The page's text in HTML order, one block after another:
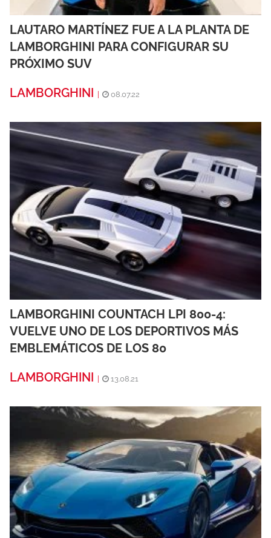
LAUTARO MARTÍNEZ FUE A LA PLANTA DE
LAMBORGHINI PARA CONFIGURAR SU
PRÓXIMO SUV
LAMBORGHINI | 08.07.22
LAMBORGHINI COUNTACH LPI 800-4:
VUELVE UNO DE LOS DEPORTIVOS MÁS
EMBLEMÁTICOS DE LOS 80
LAMBORGHINI
13.08.21